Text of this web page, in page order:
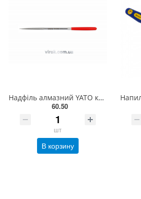
Надфіль алмазний YATO круглий, l= 160/50 мм, Ø= 4 мм [80/800] YT-6149
60.50
шт
В корзину